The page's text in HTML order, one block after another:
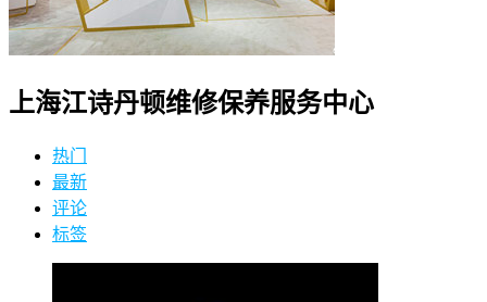
上海江诗丹顿维修保养服务中心
热门
最新
评论
标签